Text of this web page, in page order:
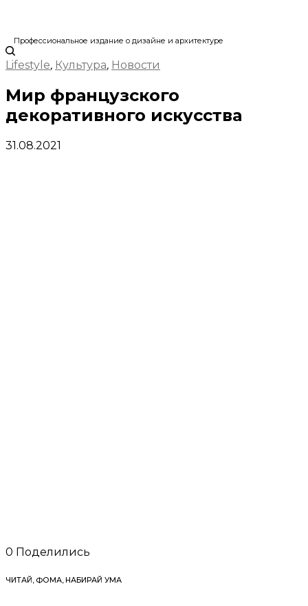
Профессиональное издание о дизайне и архитектуре
Lifestyle, Культура, Новости
Мир французского
декоративного искусства
31.08.2021
0 Поделились
ЧИТАЙ, ФОМА, НАБИРАЙ УМА